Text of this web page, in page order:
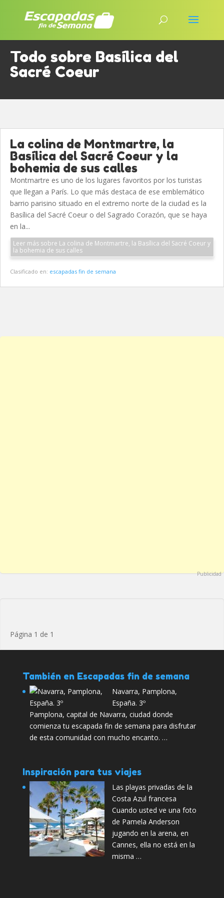
Todo sobre Basílica del
Sacré Coeur
La colina de Montmartre, la
Basílica del Sacré Coeur y la
bohemia de sus calles
Montmartre es uno de los lugares favoritos por los turistas
que llegan a París. Lo que más destaca de ese emblemático
barrio parisino situado en el extremo norte de la ciudad es la
Basílica del Sacré Coeur o del Sagrado Corazón, que se haya
en la...
Leer más sobre La colina de Montmartre, la Basílica del Sacré Coeur y
la bohemia de sus calles
Clasificado en: escapadas fin de semana
Publicidad
Página 1 de 1
También en Escapadas fin de semana
Navarra, Pamplona,
España. 3º
Pamplona, capital de Navarra, ciudad donde
comienza tu escapada fin de semana para disfrutar
de esta comunidad con mucho encanto. …
Inspiración para tus viajes
Las playas privadas de la
Costa Azul francesa
Cuando usted ve una foto
de Pamela Anderson
jugando en la arena, en
Cannes, ella no está en la
misma …